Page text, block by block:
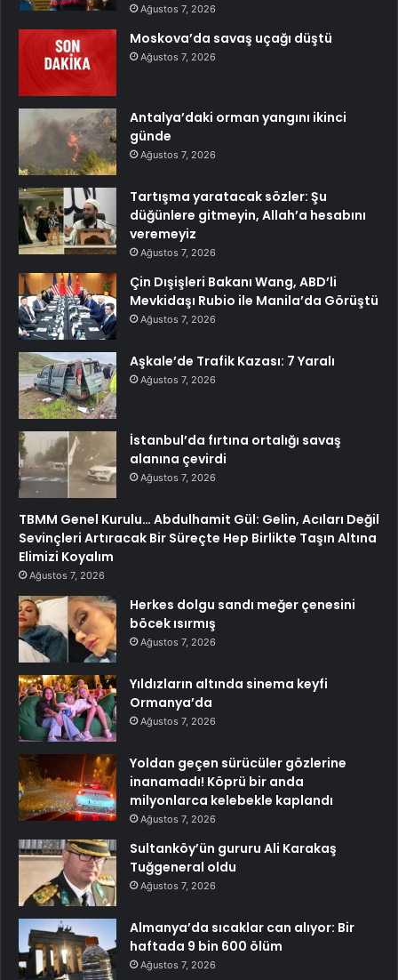
Ağustos 7, 2026
Moskova’da savaş uçağı düştü
Ağustos 7, 2026
Antalya’daki orman yangını ikinci
günde
Ağustos 7, 2026
Tartışma yaratacak sözler: Şu
düğünlere gitmeyin, Allah’a hesabını
veremeyiz
Ağustos 7, 2026
Çin Dışişleri Bakanı Wang, ABD’li
Mevkidaşı Rubio ile Manila’da Görüştü
Ağustos 7, 2026
Aşkale’de Trafik Kazası: 7 Yaralı
Ağustos 7, 2026
İstanbul’da fırtına ortalığı savaş
alanına çevirdi
Ağustos 7, 2026
TBMM Genel Kurulu… Abdulhamit Gül: Gelin, Acıları Değil
Sevinçleri Artıracak Bir Süreçte Hep Birlikte Taşın Altına
Elimizi Koyalım
Ağustos 7, 2026
Herkes dolgu sandı meğer çenesini
böcek ısırmış
Ağustos 7, 2026
Yıldızların altında sinema keyfi
Ormanya’da
Ağustos 7, 2026
Yoldan geçen sürücüler gözlerine
inanamadı! Köprü bir anda
milyonlarca kelebekle kaplandı
Ağustos 7, 2026
Sultanköy’ün gururu Ali Karakaş
Tuğgeneral oldu
Ağustos 7, 2026
Almanya’da sıcaklar can alıyor: Bir
haftada 9 bin 600 ölüm
Ağustos 7, 2026